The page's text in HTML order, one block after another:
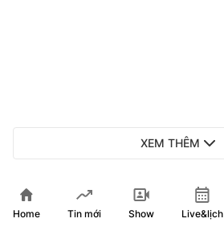
XEM THÊM
Home Tin mới Show Live&lịch